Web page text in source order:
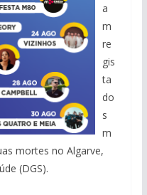
a
m
re
gis
ta
do
s
m
mortes no Algarve,
(DGS).